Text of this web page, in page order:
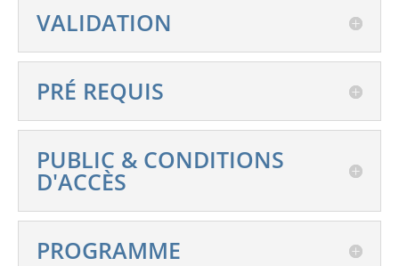
VALIDATION
PRÉ REQUIS
PUBLIC & CONDITIONS
D'ACCÈS
PROGRAMME